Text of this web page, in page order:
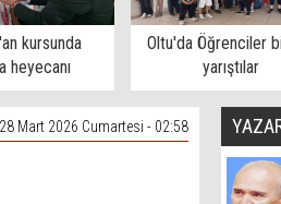
kursunda
heyecanı
Oltu'da Öğrenciler
yarıştılar
28 Mart 2026 Cumartesi - 02:58